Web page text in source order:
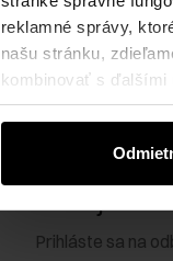
reklamné správy,
našu stránku,
kombinovať s ďalšími
Prihláste sa na